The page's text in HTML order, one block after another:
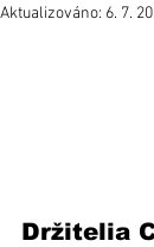
Aktualizováno: 6. 7.
Držitelia